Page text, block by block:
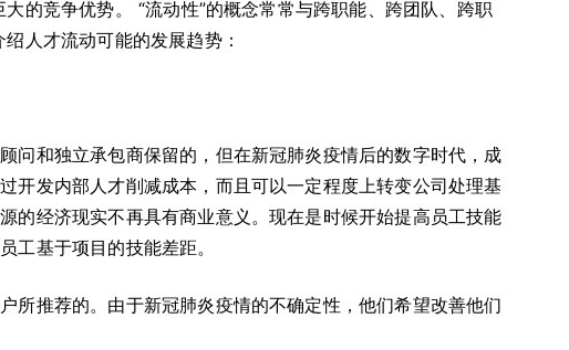
的竞争优势。 “流动性”的概念常常与跨职能、跨团队、跨职
人才流动可能的发展趋势：
问和独立承包商保留的，但在新冠肺炎疫情后的数字时代，成
开发内部人才削减成本，而且可以一定程度上转变公司处理基
的经济现实不再具有商业意义。现在是时候开始提高员工技能
工基于项目的技能差距。
所推荐的。由于新冠肺炎疫情的不确定性，他们希望改善他们